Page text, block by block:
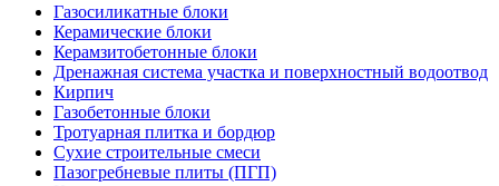
Газосиликатные блоки
Керамические блоки
Керамзитобетонные блоки
Дренажная система участка и поверхностный водоотвод
Кирпич
Газобетонные блоки
Тротуарная плитка и бордюр
Сухие строительные смеси
Пазогребневые плиты (ПГП)